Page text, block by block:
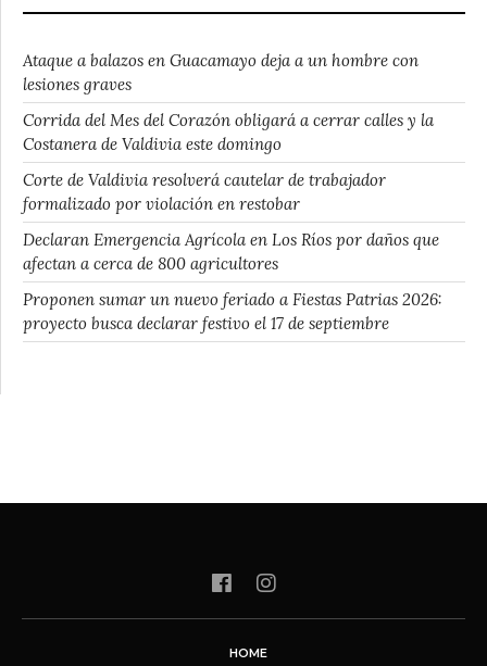
Ataque a balazos en Guacamayo deja a un hombre con
lesiones graves
Corrida del Mes del Corazón obligará a cerrar calles y la
Costanera de Valdivia este domingo
Corte de Valdivia resolverá cautelar de trabajador
formalizado por violación en restobar
Declaran Emergencia Agrícola en Los Ríos por daños que
afectan a cerca de 800 agricultores
Proponen sumar un nuevo feriado a Fiestas Patrias 2026:
proyecto busca declarar festivo el 17 de septiembre
HOME